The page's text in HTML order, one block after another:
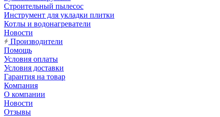
Строительный пылесос
Инструмент для укладки плитки
Котлы и водонагреватели
Новости
Производители
Помощь
Условия оплаты
Условия доставки
Гарантия на товар
Компания
О компании
Новости
Отзывы